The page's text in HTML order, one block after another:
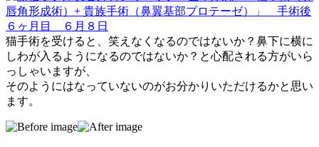
猫手術を受けると、笑えなくなるのではないか？鼻下に横に
しわが入るようになるのではないか？と心配される方がいら
っしゃいますが、
そのようにはなっていないのがお分かりいただけるかと思い
ます。